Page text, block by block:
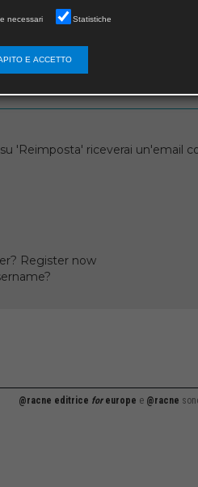
'Reimposta' riceverai un'email
Register now
@racne editrice foreurope e @racne
necessari Statistiche
E ACCETTO